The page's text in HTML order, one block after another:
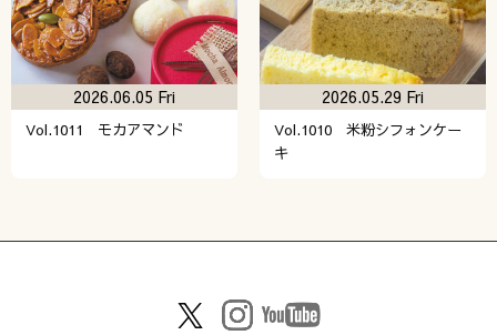
Vol.1011 モカアマンド
2026.06.05 Fri
Vol.1010 米粉シフォンケー
キ
2026.05.29 Fri